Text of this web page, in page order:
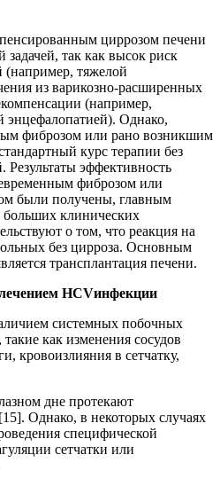
циррозом печени
задачей, так как высок риск
(например, тяжелой
из варикозно-расширенных
(например,
Однако,
фиброзом или рано возникшим
курс терапии без
эффективность
фиброзом или
были получены, главным
больших клинических
о том, что реакция на
без цирроза. Основным
трансплантация печени.
HCVинфекции
системных побочных
как изменения сосудов
кровоизлияния в сетчатку,
дне протекают
Однако, в некоторых случаях
специфической
сетчатки или